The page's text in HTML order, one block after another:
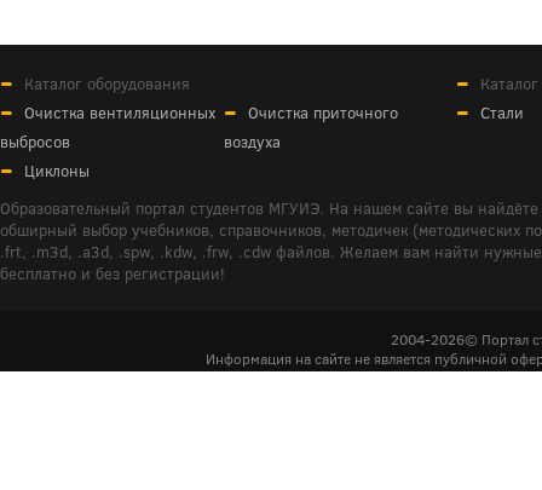
Каталог оборудования
Очистка вентиляционных
выбросов
Очистка приточного
воздуха
Циклоны
Стали
Образовательный портал студентов МГУИЭ. На нашем сайте вы
обширный выбор учебников, справочников, методичек (методических
.frt, .m3d, .a3d, .spw, .kdw, .frw, .cdw файлов. Желаем вам найти
бесплатно и без регистрации!
2004-2026© Портал
Информация на сайте не является публичной